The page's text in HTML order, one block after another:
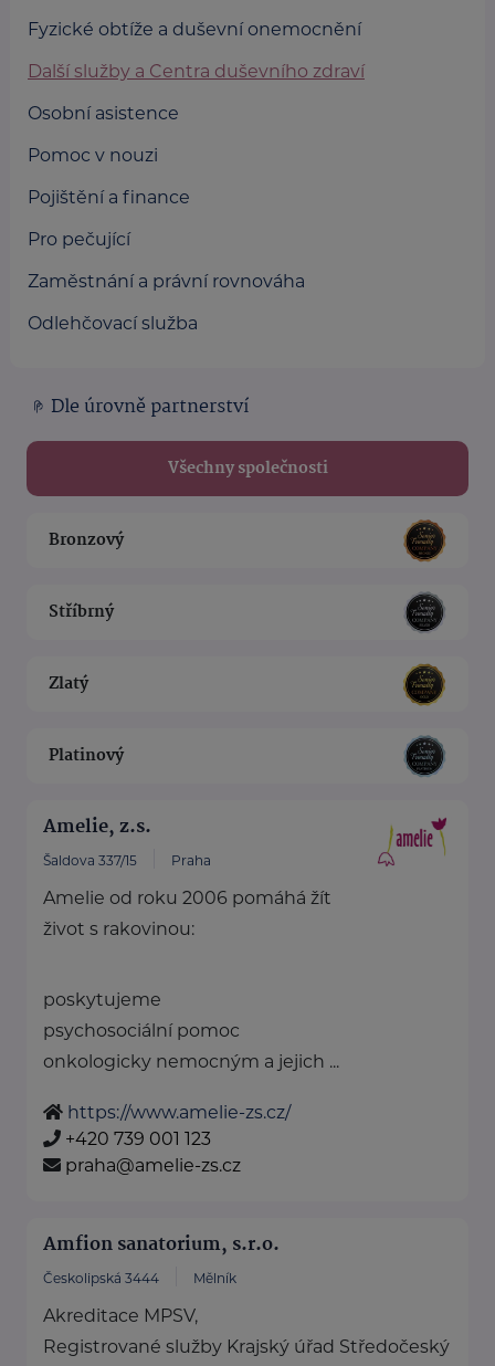
Fyzické obtíže a duševní onemocnění
Další služby a Centra duševního zdraví
Osobní asistence
Pomoc v nouzi
Pojištění a finance
Pro pečující
Zaměstnání a právní rovnováha
Odlehčovací služba
Dle úrovně partnerství
Všechny společnosti
Bronzový
Stříbrný
Zlatý
Platinový
Amelie, z.s.
Šaldova 337/15 Praha
Amelie od roku 2006 pomáhá žít
život s rakovinou:
poskytujeme
psychosociální pomoc
onkologicky nemocným a jejich ...
https://www.amelie-zs.cz/
+420 739 001 123
praha@amelie-zs.cz
Amfion sanatorium, s.r.o.
Českolipská 3444 Mělník
Akreditace MPSV,
Registrované služby Krajský úřad Středočeský